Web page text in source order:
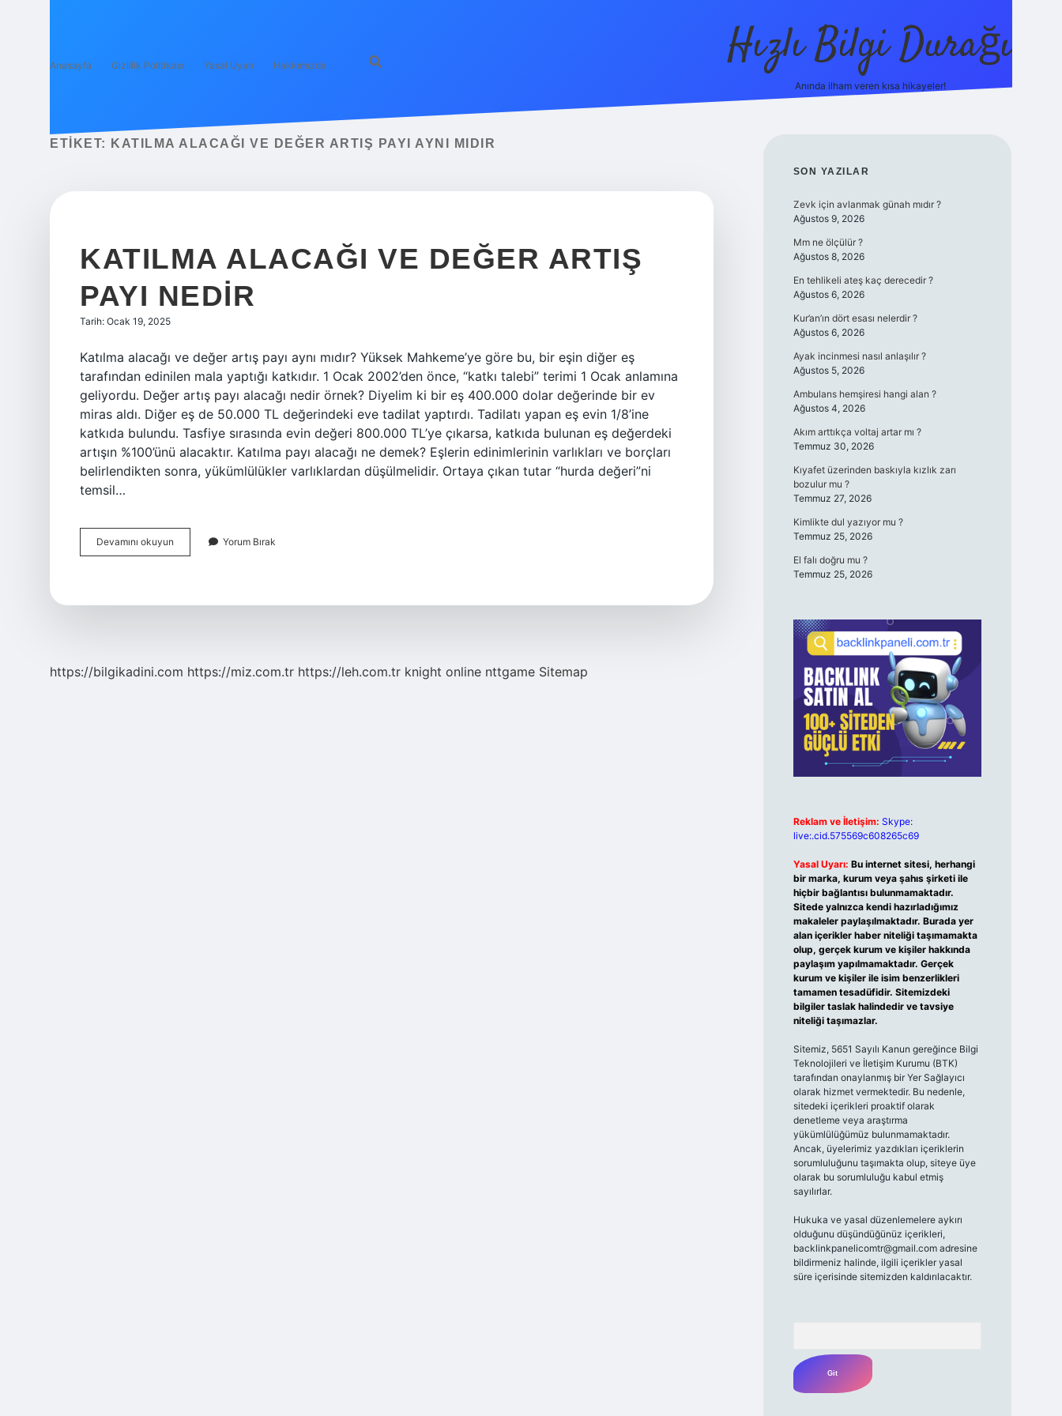
Anasayfa Gizlilik Politikası Yasal Uyarı Hakkımızda Hızlı Bilgi Durağı
Anında ilham veren kısa hikayeler!
ETIKET: KATILMA ALACAĞI VE DEĞER ARTIŞ PAYI AYNI MIDIR
KATILMA ALACAĞI VE DEĞER ARTIŞ
PAYI NEDIR
Tarih: Ocak 19, 2025
Katılma alacağı ve değer artış payı aynı mıdır? Yüksek Mahkeme’ye göre bu, bir eşin diğer eş
tarafından edinilen mala yaptığı katkıdır. 1 Ocak 2002’den önce, “katkı talebi” terimi 1 Ocak anlamına
geliyordu. Değer artış payı alacağı nedir örnek? Diyelim ki bir eş 400.000 dolar değerinde bir ev
miras aldı. Diğer eş de 50.000 TL değerindeki eve tadilat yaptırdı. Tadilatı yapan eş evin 1/8’ine
katkıda bulundu. Tasfiye sırasında evin değeri 800.000 TL’ye çıkarsa, katkıda bulunan eş değerdeki
artışın %100’ünü alacaktır. Katılma payı alacağı ne demek? Eşlerin edinimlerinin varlıkları ve borçları
belirlendikten sonra, yükümlülükler varlıklardan düşülmelidir. Ortaya çıkan tutar “hurda değeri”ni
temsil…
Devamını okuyun
Alacağı
Yorum Bırak
https://bilgikadini.com https://miz.com.tr https://leh.com.tr knight online nttgame Sitemap
SIDEBAR
SON YAZILAR
Zevk için avlanmak günah mıdır ?
Ağustos 9, 2026
Mm ne ölçülür ?
Ağustos 8, 2026
En tehlikeli ateş kaç derecedir ?
Ağustos 6, 2026
Kur’an’ın dört esası nelerdir ?
Ağustos 6, 2026
Ayak incinmesi nasıl anlaşılır ?
Ağustos 5, 2026
Ambulans hemşiresi hangi alan ?
Ağustos 4, 2026
Akım arttıkça voltaj artar mı ?
Temmuz 30, 2026
Kıyafet üzerinden baskıyla kızlık zarı
bozulur mu ?
Temmuz 27, 2026
Kimlikte dul yazıyor mu ?
Temmuz 25, 2026
El falı doğru mu ?
Temmuz 25, 2026
Reklam ve İletişim: Skype:
live:.cid.575569c608265c69
Yasal Uyarı: Bu internet sitesi, herhangi
bir marka, kurum veya şahıs şirketi ile
hiçbir bağlantısı bulunmamaktadır.
Sitede yalnızca kendi hazırladığımız
makaleler paylaşılmaktadır. Burada yer
alan içerikler haber niteliği taşımamakta
olup, gerçek kurum ve kişiler hakkında
paylaşım yapılmamaktadır. Gerçek
kurum ve kişiler ile isim benzerlikleri
tamamen tesadüfidir. Sitemizdeki
bilgiler taslak halindedir ve tavsiye
niteliği taşımazlar.
Sitemiz, 5651 Sayılı Kanun gereğince Bilgi
Teknolojileri ve İletişim Kurumu (BTK)
tarafından onaylanmış bir Yer Sağlayıcı
olarak hizmet vermektedir. Bu nedenle,
sitedeki içerikleri proaktif olarak
denetleme veya araştırma
yükümlülüğümüz bulunmamaktadır.
Ancak, üyelerimiz yazdıkları içeriklerin
sorumluluğunu taşımakta olup, siteye üye
olarak bu sorumluluğu kabul etmiş
sayılırlar.
Hukuka ve yasal düzenlemelere aykırı
olduğunu düşündüğünüz içerikleri,
backlinkpanelicomtr@gmail.comadresine
bildirmeniz halinde, ilgili içerikler yasal
süre içerisinde sitemizden kaldırılacaktır.